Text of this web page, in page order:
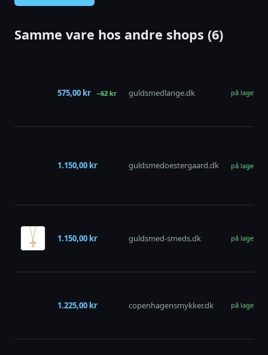
Samme vare hos andre shops (6)
575,00 kr −62 kr guldsmedlange.dk på lager
1.150,00 kr guldsmedoestergaard.dk på lager
1.150,00 kr guldsmed-smeds.dk på lager
1.225,00 kr copenhagensmykker.dk på lager